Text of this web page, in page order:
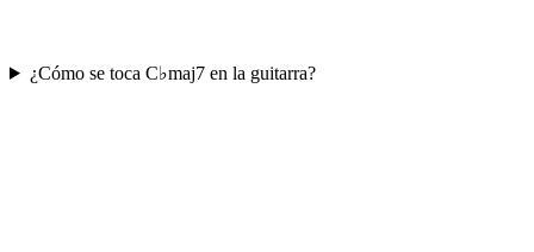
¿Cómo se toca C♭maj7 en la guitarra?